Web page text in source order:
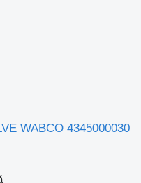
WABCO 4345000030